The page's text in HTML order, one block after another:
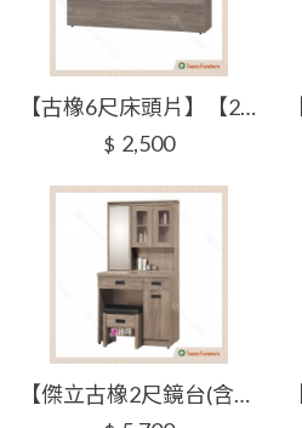
【古橡6尺床頭片】【2026-H205-9】【添興家具】
$ 2,500
【傑立古橡2尺鏡台(含椅)】【2026-H211-5】【添興家具】